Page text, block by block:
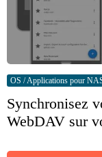
OS / Applications pour
Synchronisez
WebDAV sur